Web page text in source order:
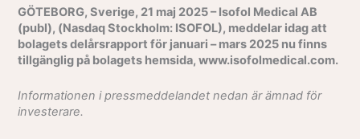
GÖTEBORG, Sverige, 21 maj 2025 – Isofol Medical AB
(publ), (Nasdaq Stockholm: ISOFOL), meddelar idag att
bolagets delårsrapport för januari – mars 2025 nu finns
tillgänglig på bolagets hemsida, www.isofolmedical.com.
Informationen i pressmeddelandet nedan är ämnad för
investerare.